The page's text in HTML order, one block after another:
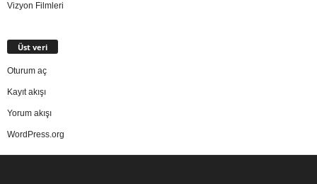
Vizyon Filmleri
Üst veri
Oturum aç
Kayıt akışı
Yorum akışı
WordPress.org